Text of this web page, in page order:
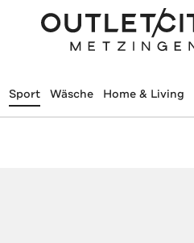
Sport Wäsche Home & Living